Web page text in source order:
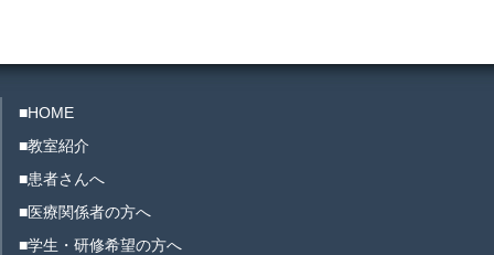
■HOME
■教室紹介
■患者さんへ
■医療関係者の方へ
■学生・研修希望の方へ